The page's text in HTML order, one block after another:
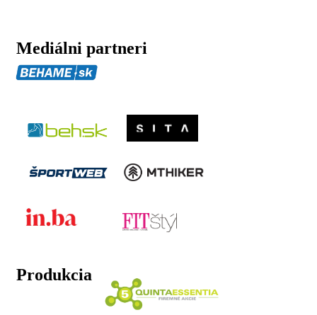
Mediálni partneri
Produkcia